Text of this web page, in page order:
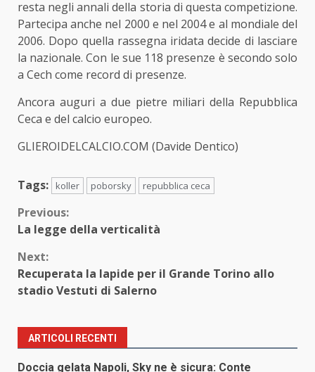
resta negli annali della storia di questa competizione.
Partecipa anche nel 2000 e nel 2004 e al mondiale del
2006. Dopo quella rassegna iridata decide di lasciare
la nazionale. Con le sue 118 presenze è secondo solo
a Cech come record di presenze.
Ancora auguri a due pietre miliari della Repubblica
Ceca e del calcio europeo.
GLIEROIDELCALCIO.COM (Davide Dentico)
Tags: koller poborsky repubblica ceca
Continue
Reading
Previous:
La legge della verticalità
Next:
Recuperata la lapide per il Grande Torino allo
stadio Vestuti di Salerno
ARTICOLI RECENTI
Doccia gelata Napoli, Sky ne è sicura: Conte